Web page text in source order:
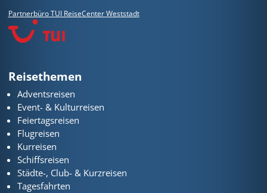
Partnerbüro TUI ReiseCenter Weststadt
Reisethemen
Adventsreisen
Event- & Kulturreisen
Feiertagsreisen
Flugreisen
Kurreisen
Schiffsreisen
Städte-, Club- & Kurzreisen
Tagesfahrten